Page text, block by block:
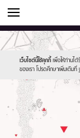
ดูดวง
เว็บไซต์นี้ใช้คุกกี้ เพื่อให้ท่านไ
ของเรา โปรดศึกษาเพิ่มเติมที่
Sanook
//s.isanook.com/sr/
new-
sanook.png
600
60
//s.isanook.com/ho/
horoscope-
sunday.jpg